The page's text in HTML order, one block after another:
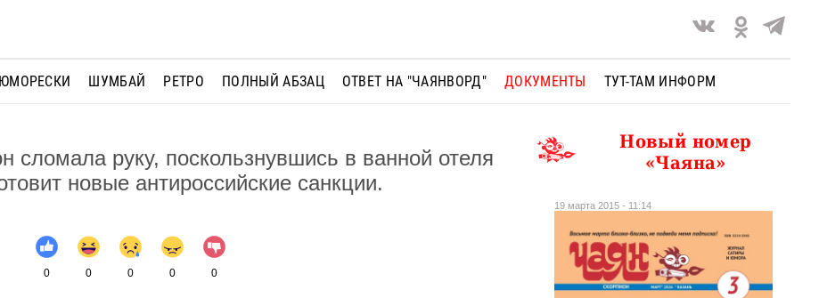
ШУМБАЙ РЕТРО ПОЛНЫЙ АБЗАЦ ОТВЕТ НА "ЧАЯНВОРД" ДОКУМЕНТЫ ТУТ-ТАМ ИНФОРМ
сломала руку, поскользнувшись в ванной отеля
новые антироссийские санкции.
0 0 0 0 0
Новый номер
«Чаяна»
19 марта 2015 - 11:14